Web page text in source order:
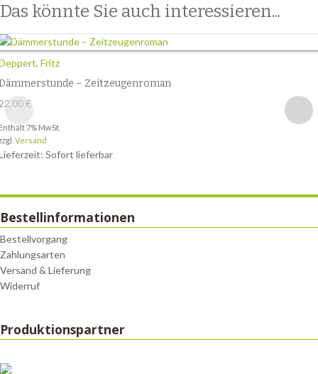
Das könnte Sie auch interessieren...
Fritz
– Zeitzeugenroman
€
7% MwSt.
Versand
Sofort lieferbar
Bestellinformationen
Bestellvorgang
Zahlungsarten
Versand & Lieferung
Widerruf
Produktionspartner